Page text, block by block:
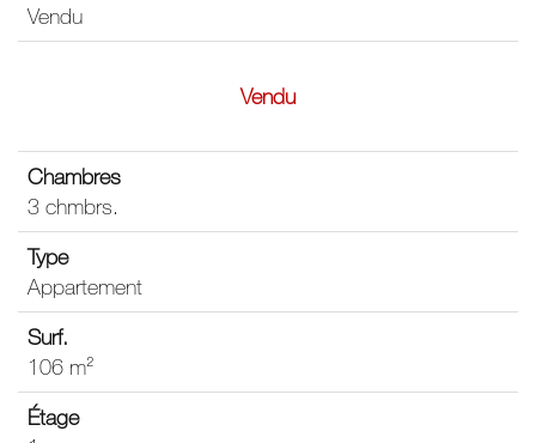
Vendu
Vendu
3 chmbrs.
Appartement
106 m²